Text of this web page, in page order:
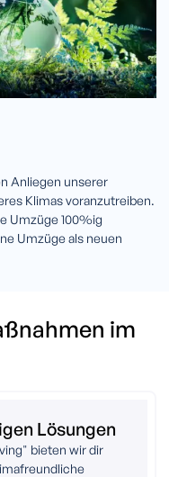
Anliegen unserer
Klimas voranzutreiben.
Umzüge 100%ig
Umzüge als neuen
im
Lösungen
bieten wir dir